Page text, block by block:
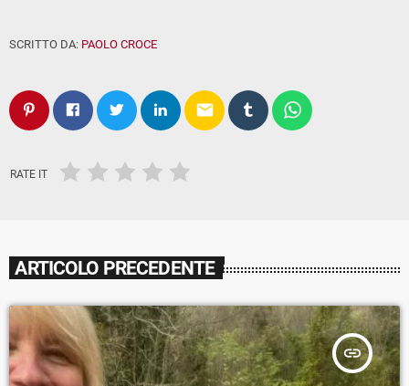
SCRITTO DA: PAOLO CROCE
email
RATE IT
ARTICOLO PRECEDENTE
insert_link